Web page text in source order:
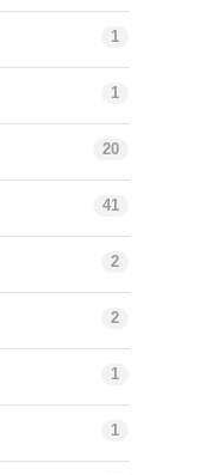
1
1
20
41
2
2
1
1